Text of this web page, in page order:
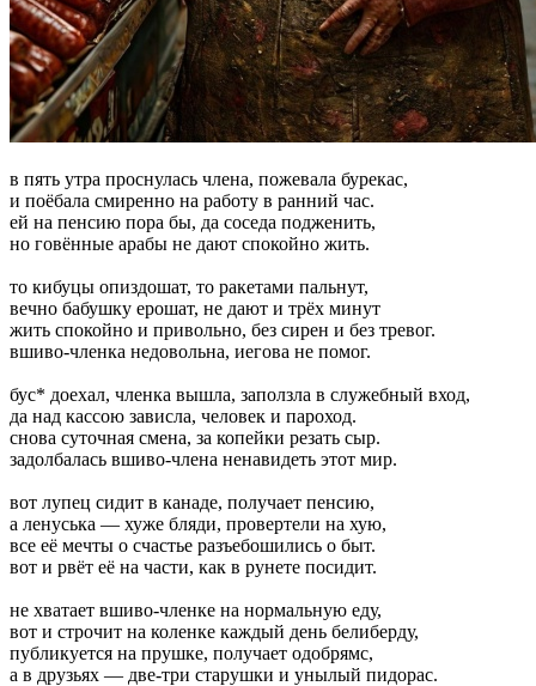
в пять утра проснулась члена, пожевала бурекас,
и поёбала смиренно на работу в ранний час.
ей на пенсию пора бы, да соседа подженить,
но говённые арабы не дают спокойно жить.
то кибуцы опиздошат, то ракетами пальнут,
вечно бабушку ерошат, не дают и трёх минут
жить спокойно и привольно, без сирен и без тревог.
вшиво-членка недовольна, иегова не помог.
бус* доехал, членка вышла, заползла в служебный вход,
да над кассою зависла, человек и пароход.
снова суточная смена, за копейки резать сыр.
задолбалась вшиво-члена ненавидеть этот мир.
вот лупец сидит в канаде, получает пенсию,
а ленуська — хуже бляди, провертели на хую,
все её мечты о счастье разъебошились о быт.
вот и рвёт её на части, как в рунете посидит.
не хватает вшиво-членке на нормальную еду,
вот и строчит на коленке каждый день белиберду,
публикуется на прушке, получает одобрямс,
а в друзьях — две-три старушки и унылый пидорас.